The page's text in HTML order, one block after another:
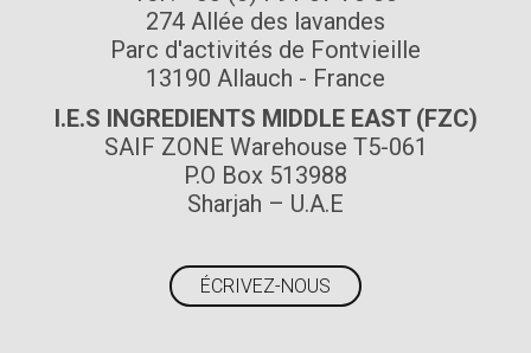
274 Allée des lavandes
Parc d'activités de Fontvieille
13190 Allauch - France
I.E.S INGREDIENTS MIDDLE EAST (FZC)
SAIF ZONE Warehouse T5-061
P.O Box 513988
Sharjah – U.A.E
ÉCRIVEZ-NOUS